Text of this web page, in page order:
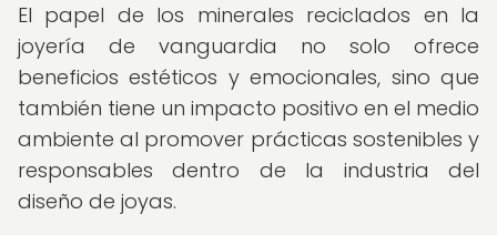
El papel de los minerales reciclados en la
joyería de vanguardia no solo ofrece
beneficios estéticos y emocionales, sino que
también tiene un impacto positivo en el medio
ambiente al promover prácticas sostenibles y
responsables dentro de la industria del
diseño de joyas.